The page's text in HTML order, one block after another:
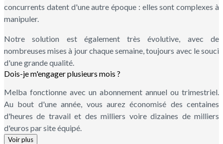
concurrents datent d'une autre époque : elles sont complexes à
manipuler.
Notre solution est également très évolutive, avec de
nombreuses mises à jour chaque semaine, toujours avec le souci
d'une grande qualité.
Dois-je m'engager plusieurs mois ?
Melba fonctionne avec un abonnement annuel ou trimestriel.
Au bout d'une année, vous aurez économisé des centaines
d'heures de travail et des milliers voire dizaines de milliers
d'euros par site équipé.
Voir plus